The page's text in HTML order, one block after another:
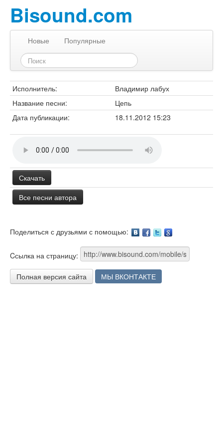
Bisound.com
Новые Популярные
Исполнитель:
Владимир лабух
Название песни:
Цепь
Дата публикации:
18.11.2012 15:23
Скачать
Все песни автора
Поделиться с друзьями с помощью:
Cсылка на страницу:
Полная версия сайта МЫ ВКОНТАКТЕ